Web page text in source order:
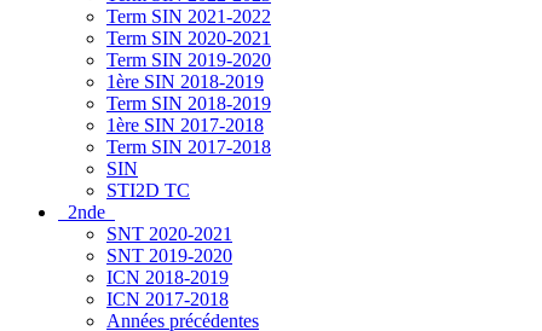
Term SIN 2021-2022
Term SIN 2020-2021
Term SIN 2019-2020
1ère SIN 2018-2019
Term SIN 2018-2019
1ère SIN 2017-2018
Term SIN 2017-2018
SIN
STI2D TC
2nde
SNT 2020-2021
SNT 2019-2020
ICN 2018-2019
ICN 2017-2018
Années précédentes